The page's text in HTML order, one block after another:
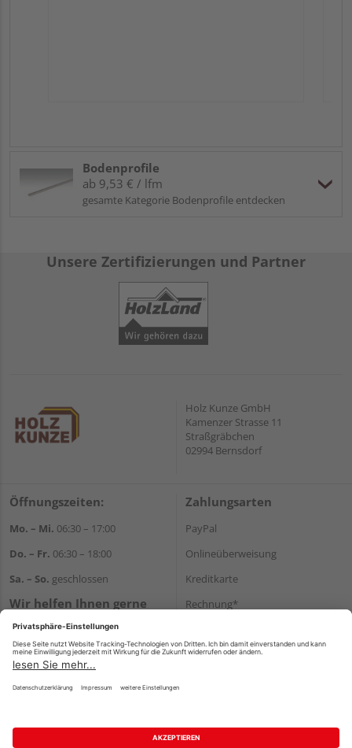
Bodenprofile
ab 9,53 € / lfm
gesamte Kategorie Bodenprofile entdecken
Unsere Zertifizierungen und Partner
Holz Kunze GmbH
Kamenzer Strasse 11
Straßgräbchen
02994 Bernsdorf
Öffnungszeiten:
Mo. – Mi. 06:30 – 17:00
Do. – Fr. 06:30 – 18:00
Sa. – So. geschlossen
Wir helfen Ihnen gerne
weiter
+49 35723 23123
E-Mail:info@holz-kunze.de
Zahlungsarten
PayPal
Onlineüberweisung
Kreditkarte
Rechnung*
Versand
Impressum AGB Widerruf
Datenschutz